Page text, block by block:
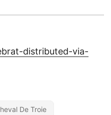
distributed-via-
De Troie